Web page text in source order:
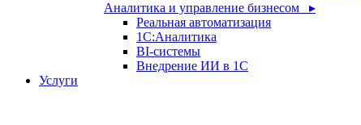
Аналитика и управление бизнесом ▸
Реальная автоматизация
1С:Аналитика
BI-системы
Внедрение ИИ в 1С
Услуги